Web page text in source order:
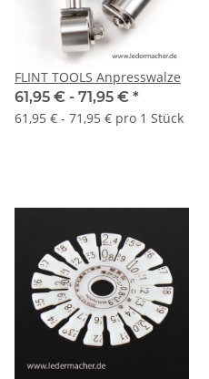
FLINT TOOLS Anpresswalze
61,95 € - 71,95 € *
61,95 € - 71,95 € pro 1 Stück